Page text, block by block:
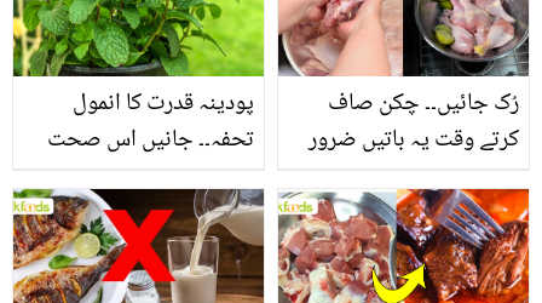
فائدے
پودینہ قدرت کا انمول
تحفہ۔۔ جانیں اس صحت
انگیز طبی فوائد
رُک جائیں۔۔ چکن صاف
کرتے وقت یہ باتیں ضرور